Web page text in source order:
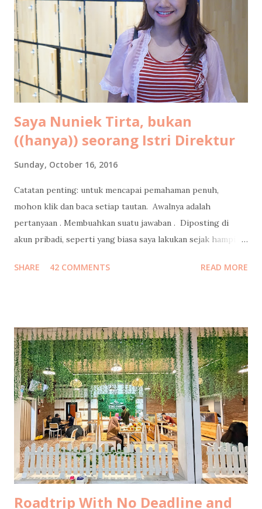
sih, hehe). Tapi ekspresi nulisku di masa-masa itu masih
pure banget, nyaris tanpa filter. Jadi kalo dibaca lagi sampai
sekarang pun masih berasa seru sendiri. Kayak lagi nonton
film dokumenter pribadi. Kadang bikin ketawa ketiwi
sendiri, kadang bikin mikir, kadang bi...
Saya Nuniek Tirta, bukan
((hanya)) seorang Istri Direktur
Sunday, October 16, 2016
Catatan penting: untuk mencapai pemahaman penuh,
mohon klik dan baca setiap tautan. Awalnya adalah
pertanyaan . Membuahkan suatu jawaban . Diposting di
akun pribadi, seperti yang biasa saya lakukan sejak hampir
Facebook. Jawaban yang juga autopost ke facebook itu
media online mengcopas ditambah clickbaits. Tidak ada
media yang mewawancara saya terlebih dahulu ke saya
kecuali satu media yang menghasilkan tulisan berkelas
dengan data komprehensif ini . Well, ada juga yang sempat
email ke saya untuk meminta wawancara, tapi belum sempat
saya jawab, sudah menurunkan berita duluan selang sejam
setelah saya posting foto di bustrans Jakarta . Selebihnya...
Tidak ada yang konfirmasi terlebih d...
SHARE 42 COMMENTS READ MORE
Roadtrip With No Deadline and